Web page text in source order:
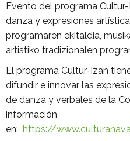
Evento del programa
danza y expresiones
programaren ekitaldia,
artistiko tradizionalen
El programa Cultur-Izan
difundir e innovar las
de danza y verbales de la
información
en: https://